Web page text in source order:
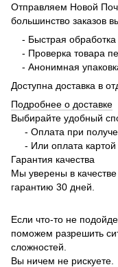
Отправляем Новой
большинство заказов
- Быстрая обработка
- Проверка товара
- Анонимная
Доступна доставка в
Подробнее о доставке
Выбирайте удобный
- Оплата при
- Или оплата картой
Гарантия качества
Мы уверены в
гарантию 30 дней.
Если что-то не
поможем разрешить
сложностей.
Вы ничем не рискуете.